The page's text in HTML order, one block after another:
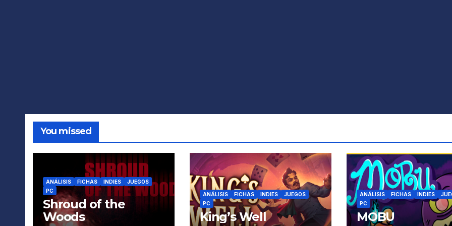
You missed
ANÁLISIS FICHAS INDIES
JUEGOS
PC
Shroud of the
Woods
ANÁLISIS FICHAS INDIES
JUEGOS
PC
King’s Well
ANÁLISIS FICHAS INDIES
PC
MOBU